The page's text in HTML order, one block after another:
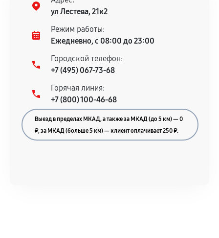
ул Лестева, 21к2
Режим работы:
Ежедневно, с 08:00 до 23:00
Городской телефон:
+7 (495) 067-73-68
Горячая линия:
+7 (800) 100-46-68
Выезд в пределах МКАД, а также за МКАД (до 5 км) — 0
₽, за МКАД (больше 5 км) — клиент оплачивает 250 ₽.